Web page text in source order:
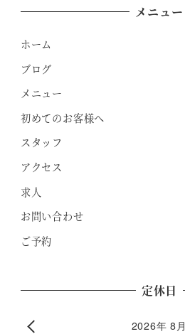
メニュー
ホーム
ブログ
メニュー
初めてのお客様へ
スタッフ
アクセス
求人
お問い合わせ
ご予約
定休日
2026年 8月